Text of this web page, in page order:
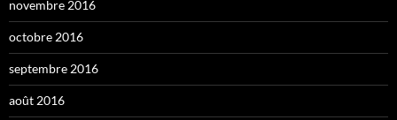
novembre 2016
octobre 2016
septembre 2016
août 2016